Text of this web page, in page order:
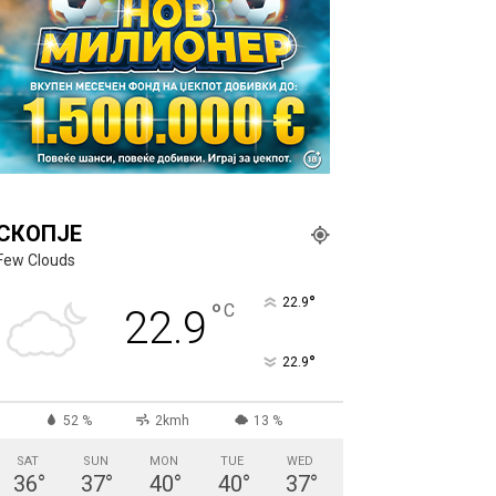
Clouds
22.9 °C 22.9°
22.9°
52 % 2kmh 13 %
SAT
36°
SUN
37°
MON
40°
TUE
40°
WED
37°